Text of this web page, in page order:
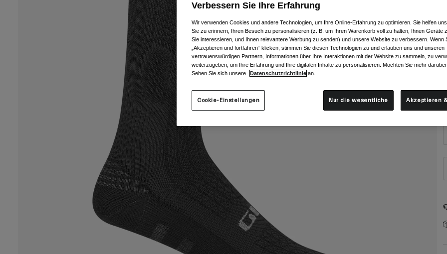
Verbessern Sie Ihre Erfahrung
Wir verwenden Cookies und andere Technologien, um Ihre Online-Erfahrung zu optimieren. Sie helfen
Sie zu erinnern, Ihren Besuch zu personalisieren (z. B. um Ihren Warenkorb voll zu halten, Ihnen Geräte
Sie interessieren, und Ihnen relevantere Werbung zu senden) und unsere Website zu verbessern. Wenn
„Akzeptieren und fortfahren“ klicken, stimmen Sie diesen Technologien zu und erlauben uns und unseren
vertrauenswürdigen Partnern, Informationen über Ihre Interaktionen mit der Website zu sammeln, zu
weiterzugeben, um Ihre Erfahrung und Ihre digitalen Inhalte zu personalisieren. Möchten Sie mehr
Sehen Sie sich unsere
Datenschutzrichtlinie an.
Cookie-Einstellungen Nur die wesentliche Akzeptieren